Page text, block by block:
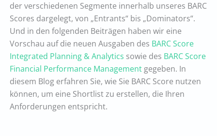
der verschiedenen Segmente innerhalb unseres BARC
Scores dargelegt, von „Entrants“ bis „Dominators“.
Und in den folgenden Beiträgen haben wir eine
Vorschau auf die neuen Ausgaben des BARC Score
Integrated Planning & Analytics sowie des BARC Score
Financial Performance Management gegeben. In
diesem Blog erfahren Sie, wie Sie BARC Score nutzen
können, um eine Shortlist zu erstellen, die Ihren
Anforderungen entspricht.